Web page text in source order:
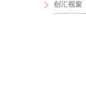
创汇视窗